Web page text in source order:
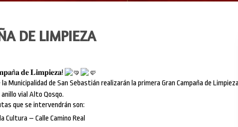
DE LIMPIEZA
𝐝𝐞 𝐋𝐢𝐦𝐩𝐢𝐞𝐳𝐚!
Municipalidad de San Sebastián realizarán la primera Gran Campaña de Limpieza
anillo vial Alto Qosqo.
que se intervendrán son:
Cultura – Calle Camino Real